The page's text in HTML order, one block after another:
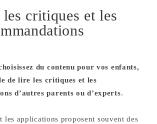
critiques et les
du contenu pour vos enfants,
de lire les critiques et les
d’autres parents ou d’experts.
les applications proposent souvent des